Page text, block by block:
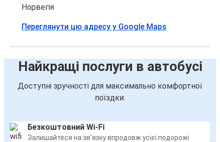
Норвегія
Переглянути цю адресу у Google Maps
Найкращі послуги в автобусі
Доступні зручності для максимально комфортної
поїздки:
Безкоштовний Wi-Fi
Залишайтеся на зв'язку впродовж усієї подорожі